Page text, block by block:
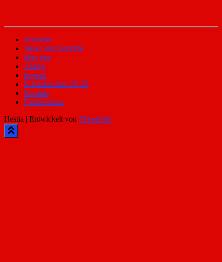
Startseite
News und Berichte
über uns
Aktive
Jugend
Schiedsrichter 25-26
Kontakt
Förderverein
Hestia | Entwickelt von ThemeIsle